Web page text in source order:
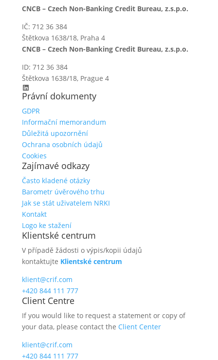
CNCB – Czech Non-Banking Credit Bureau, z.s.p.o.
IČ: 712 36 384
Štětkova 1638/18, Praha 4
CNCB – Czech Non-Banking Credit Bureau, z.s.p.o.
ID: 712 36 384
Štětkova 1638/18, Prague 4
LinkedIn
Právní dokumenty
GDPR
Informační memorandum
Důležitá upozornění
Ochrana osobních údajů
Cookies
Zajímavé odkazy
Často kladené otázky
Barometr úvěrového trhu
Jak se stát uživatelem NRKI
Kontakt
Logo ke stažení
Klientské centrum
V případě žádosti o výpis/kopii údajů
kontaktujte Klientské centrum
klient@crif.com
+420 844 111 777
Client Centre
If you would like to request a statement or copy of
your data, please contact the Client Center
klient@crif.com
+420 844 111 777